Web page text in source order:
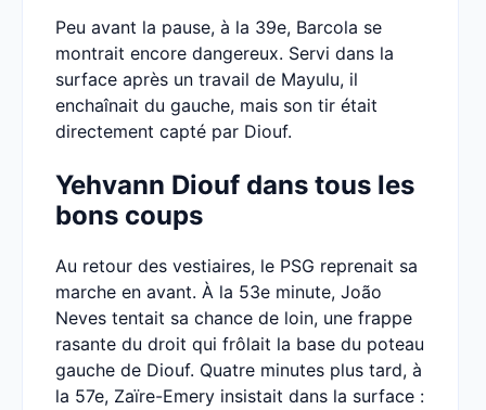
Peu avant la pause, à la 39e, Barcola se
montrait encore dangereux. Servi dans la
surface après un travail de Mayulu, il
enchaînait du gauche, mais son tir était
directement capté par Diouf.
Yehvann Diouf dans tous les
bons coups
Au retour des vestiaires, le PSG reprenait sa
marche en avant. À la 53e minute, João
Neves tentait sa chance de loin, une frappe
rasante du droit qui frôlait la base du poteau
gauche de Diouf. Quatre minutes plus tard, à
la 57e, Zaïre-Emery insistait dans la surface :